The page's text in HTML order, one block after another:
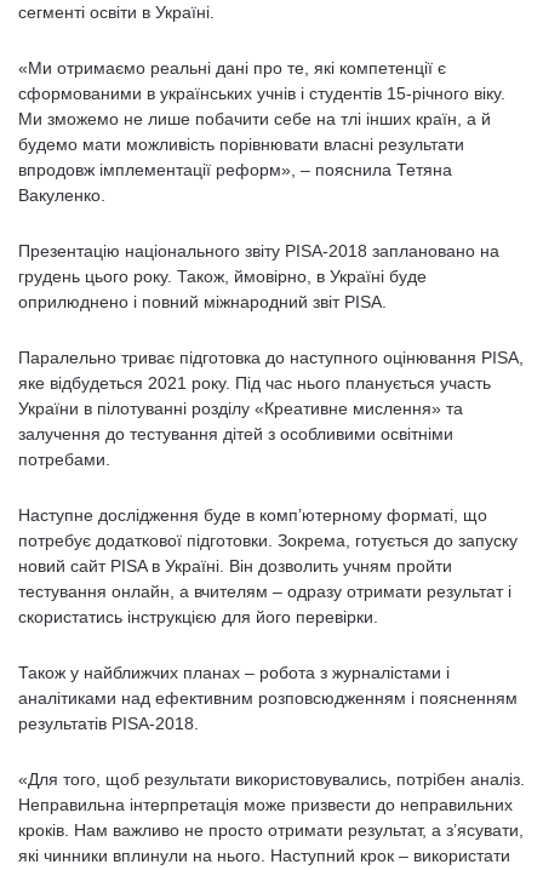
сегменті освіти в Україні.
«Ми отримаємо реальні дані про те, які компетенції є
сформованими в українських учнів і студентів 15-річного віку.
Ми зможемо не лише побачити себе на тлі інших країн, а й
будемо мати можливість порівнювати власні результати
впродовж імплементації реформ», – пояснила Тетяна
Вакуленко.
Презентацію національного звіту PISA-2018 заплановано на
грудень цього року. Також, ймовірно, в Україні буде
оприлюднено і повний міжнародний звіт PISA.
Паралельно триває підготовка до наступного оцінювання PISA,
яке відбудеться 2021 року. Під час нього планується участь
України в пілотуванні розділу «Креативне мислення» та
залучення до тестування дітей з особливими освітніми
потребами.
Наступне дослідження буде в комп’ютерному форматі, що
потребує додаткової підготовки. Зокрема, готується до запуску
новий сайт PISA в Україні. Він дозволить учням пройти
тестування онлайн, а вчителям – одразу отримати результат і
скористатись інструкцією для його перевірки.
Також у найближчих планах – робота з журналістами і
аналітиками над ефективним розповсюдженням і поясненням
результатів PISA-2018.
«Для того, щоб результати використовувались, потрібен аналіз.
Неправильна інтерпретація може призвести до неправильних
кроків. Нам важливо не просто отримати результат, а з’ясувати,
які чинники вплинули на нього. Наступний крок – використати